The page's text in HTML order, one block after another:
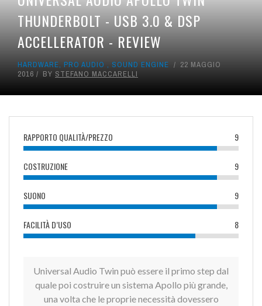
THUNDERBOLT - USB 3.0 & DSP
ACCELLERATOR - REVIEW
HARDWARE, PRO AUDIO , SOUND ENGINE
22 MAGGIO
2016
BY STEFANO MACCARELLI
RAPPORTO QUALITÀ/PREZZO 9
COSTRUZIONE 9
SUONO 9
FACILITÀ D’USO 8
Universal Audio Twin può essere il primo step dal
quale poi costruire un sistema Apollo più grande,
una volta che le proprie necessità dovessero